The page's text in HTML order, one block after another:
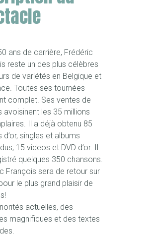
ans de carrière, Frédéric
reste un des plus célèbres
de variétés en Belgique et
Toutes ses tournées
complet. Ses ventes de
avoisinent les 35 millions
Il a déjà obtenu 85
d’or, singles et albums
15 videos et DVD d’or. Il
quelques 350 chansons.
François sera de retour sur
le plus grand plaisir de
actuelles, des
magnifiques et des textes